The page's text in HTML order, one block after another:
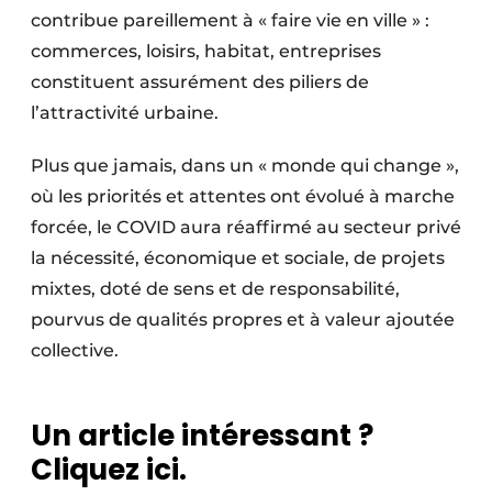
contribue pareillement à « faire vie en ville » :
commerces, loisirs, habitat, entreprises
constituent assurément des piliers de
l’attractivité urbaine.
Plus que jamais, dans un « monde qui change »,
où les priorités et attentes ont évolué à marche
forcée, le COVID aura réaffirmé au secteur privé
la nécessité, économique et sociale, de projets
mixtes, doté de sens et de responsabilité,
pourvus de qualités propres et à valeur ajoutée
collective.
Un article intéressant ?
Cliquez ici.